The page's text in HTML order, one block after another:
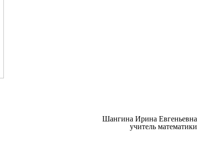
Шангина Ирина Евгеньевна
учитель математики